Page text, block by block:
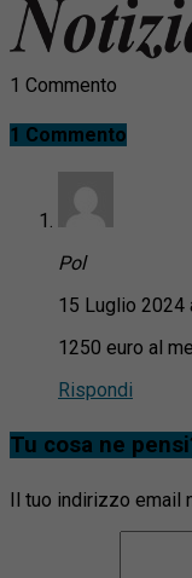
1 Commento
1 Commento
Pol
15 Luglio 2024
1250 euro al
Rispondi
Tu cosa ne
Il tuo indirizzo email